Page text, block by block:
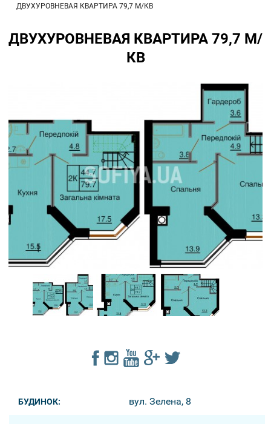
ДВУХУРОВНЕВАЯ КВАРТИРА 79,7 М/КВ
ДВУХУРОВНЕВАЯ КВАРТИРА 79,7 М/
КВ
БУДИНОК: вул. Зелена, 8